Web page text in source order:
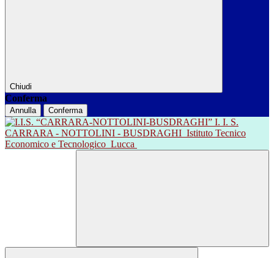
Chiudi
Conferma
Annulla Conferma
I. I. S.
CARRARA - NOTTOLINI - BUSDRAGHI Istituto Tecnico
Economico e Tecnologico Lucca